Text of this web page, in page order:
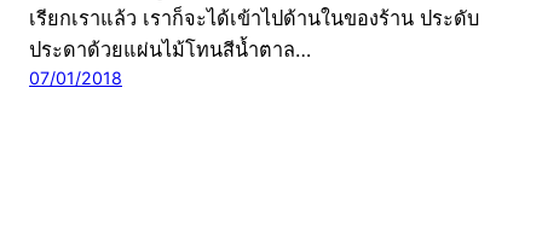
เรียกเราแล้ว เราก็จะได้เข้าไปด้านในของร้าน ประดับ
ประดาด้วยแผ่นไม้โทนสีน้ำตาล…
07/01/2018